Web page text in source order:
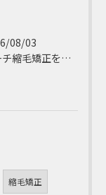
08/03
ブリーチ縮毛矯正を安全に受けるための大阪府対応サロン選びと髪質改善のポイント
縮毛矯正